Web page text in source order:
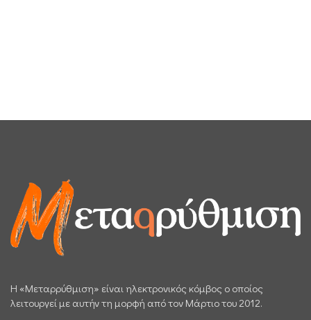
H «Μεταρρύθμιση» είναι ηλεκτρονικός κόμβος ο οποίος
λειτουργεί με αυτήν τη μορφή από τον Μάρτιο του 2012.